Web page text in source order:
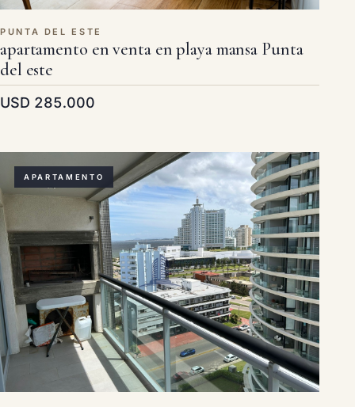
PUNTA DEL ESTE
apartamento en venta en playa mansa Punta
del este
USD 285.000
APARTAMENTO